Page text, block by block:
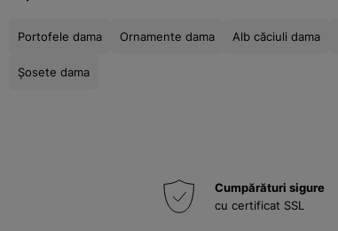
Portofele dama Ornamente dama Alb căciuli dama
Șosete dama
Cumpărături sigure
cu certificat SSL